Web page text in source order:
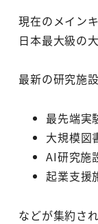
現在のメイン
日本最大級の
最新の研究施
最先端実
大規模図
AI研究施
起業支援
などが集約さ